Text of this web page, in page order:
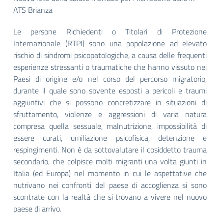
ATS Brianza
Le persone Richiedenti o Titolari di Protezione
Internazionale (RTPI) sono una popolazione ad elevato
rischio di sindromi psicopatologiche, a causa delle frequenti
esperienze stressanti o traumatiche che hanno vissuto nei
Paesi di origine e/o nel corso del percorso migratorio,
durante il quale sono sovente esposti a pericoli e traumi
aggiuntivi che si possono concretizzare in situazioni di
sfruttamento, violenze e aggressioni di varia natura
compresa quella sessuale, malnutrizione, impossibilità di
essere curati, umiliazione psicofisica, detenzione e
respingimenti. Non è da sottovalutare il cosiddetto trauma
secondario, che colpisce molti migranti una volta giunti in
Italia (ed Europa) nel momento in cui le aspettative che
nutrivano nei confronti del paese di accoglienza si sono
scontrate con la realtà che si trovano a vivere nel nuovo
paese di arrivo.